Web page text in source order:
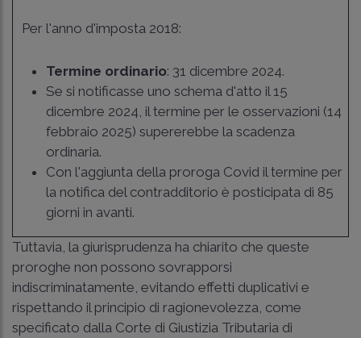
Per l'anno d'imposta 2018:
Termine ordinario: 31 dicembre 2024.
Se si notificasse uno schema d'atto il 15
dicembre 2024, il termine per le osservazioni (14
febbraio 2025) supererebbe la scadenza
ordinaria.
Con l'aggiunta della proroga Covid il termine per
la notifica del contradditorio è posticipata di 85
giorni in avanti.
Tuttavia, la giurisprudenza ha chiarito che queste
proroghe non possono sovrapporsi
indiscriminatamente, evitando effetti duplicativi e
rispettando il principio di ragionevolezza, come
specificato dalla Corte di Giustizia Tributaria di